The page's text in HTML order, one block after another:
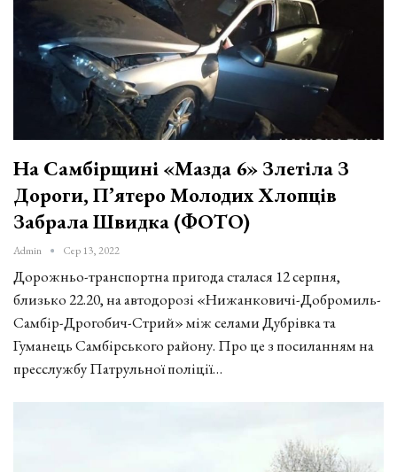
На Самбірщині «Мазда 6» Злетіла З
Дороги, П’ятеро Молодих Хлопців
Забрала Швидка (ФОТО)
Admin Сер 13, 2022
Дорожньо-транспортна пригода сталася 12 серпня,
близько 22.20, на автодорозі «Нижанковичі-Добромиль-
Самбір-Дрогобич-Стрий» між селами Дубрівка та
Гуманець Самбірського району. Про це з посиланням на
пресслужбу Патрульної поліції…